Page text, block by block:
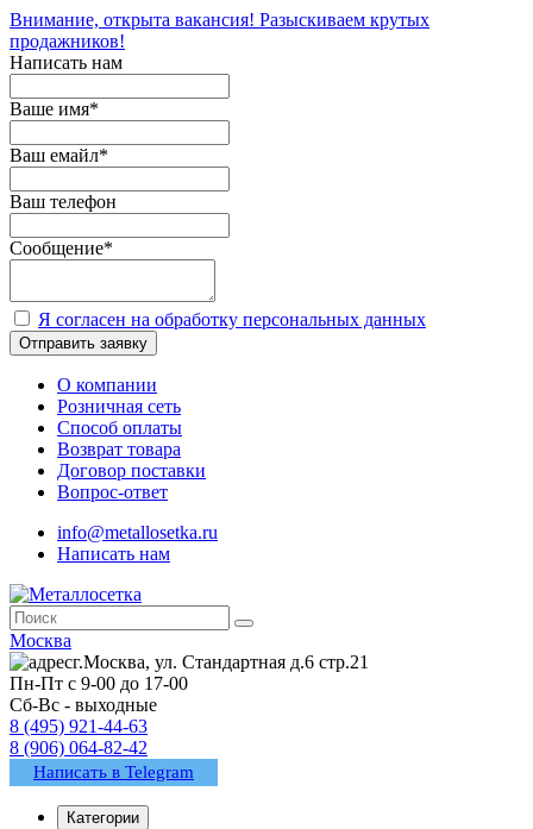
Внимание, открыта вакансия! Разыскиваем крутых
продажников!
Написать нам
Ваше имя*
Ваш емайл*
Ваш телефон
Сообщение*
Я согласен на обработку персональных данных
Отправить заявку
О компании
Розничная сеть
Способ оплаты
Возврат товара
Договор поставки
Вопрос-ответ
info@metallosetka.ru
Написать нам
Москва
г.Москва, ул. Стандартная д.6 стр.21
Пн-Пт с 9-00 до 17-00
Сб-Вс - выходные
8 (495) 921-44-63
8 (906) 064-82-42
Написать в Telegram
Категории